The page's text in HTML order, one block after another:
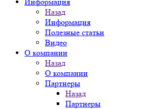
Назад
Информация
Полезные статьи
Видео
О компании
Назад
О компании
Партнеры
Назад
Партнеры